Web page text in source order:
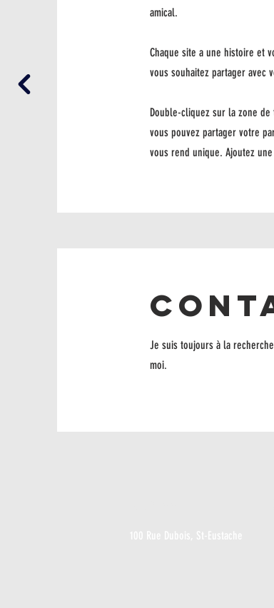
amical.
Chaque site a une histoire et
vous souhaitez partager avec
Double-cliquez sur la zone
vous pouvez partager votre
vous rend unique. Ajoutez
Je suis toujours à la
moi.